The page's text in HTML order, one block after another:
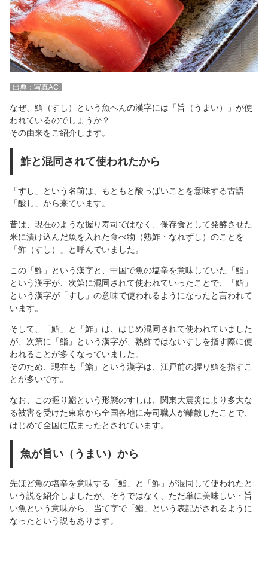
出典：写真AC
なぜ、鮨（すし）という魚へんの漢字には「旨（うまい）」が使
われているのでしょうか？
その由来をご紹介します。
鮓と混同されて使われたから
「すし」という名前は、もともと酸っぱいことを意味する古語
「酸し」から来ています。
昔は、現在のような握り寿司ではなく、保存食として発酵させた
米に漬け込んだ魚を入れた食べ物（熟鮓・なれずし）のことを
「鮓（すし）」と呼んでいました。
この「鮓」という漢字と、中国で魚の塩辛を意味していた「鮨」
という漢字が、次第に混同されて使われていったことで、「鮨」
という漢字が「すし」の意味で使われるようになったと言われて
います。
そして、「鮨」と「鮓」は、はじめ混同されて使われていました
が、次第に「鮨」という漢字が、熟鮓ではないすしを指す際に使
われることが多くなっていました。
そのため、現在も「鮨」という漢字は、江戸前の握り鮨を指すこ
とが多いです。
なお、この握り鮨という形態のすしは、関東大震災により多大な
る被害を受けた東京から全国各地に寿司職人が離散したことで、
はじめて全国に広まったとされています。
魚が旨い（うまい）から
先ほど魚の塩辛を意味する「鮨」と「鮓」が混同して使われたと
いう説を紹介しましたが、そうではなく、ただ単に美味しい・旨
い魚という意味から、当て字で「鮨」という表記がされるように
なったという説もあります。